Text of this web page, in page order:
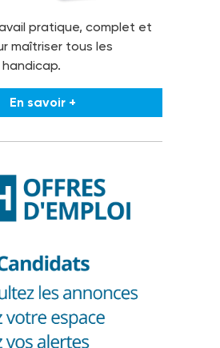
pratique, complet et
maîtriser tous les
En savoir +